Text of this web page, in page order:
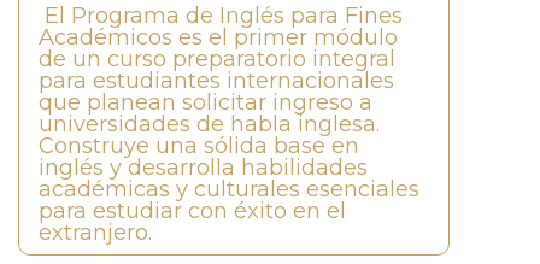
El Programa de Inglés para Fines
Académicos es el primer módulo
de un curso preparatorio integral
para estudiantes internacionales
que planean solicitar ingreso a
universidades de habla inglesa.
Construye una sólida base en
inglés y desarrolla habilidades
académicas y culturales esenciales
para estudiar con éxito en el
extranjero.